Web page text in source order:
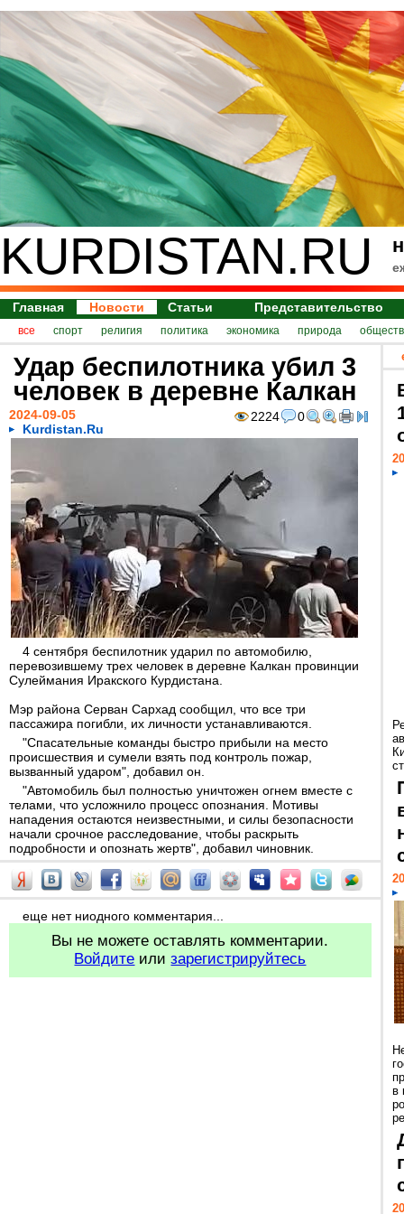
KURDISTAN.RU
Главная Новости Статьи Представительство
все спорт религия политика экономика природа
Удар беспилотника убил 3
человек в деревне Калкан
2224 0
2024-09-05
Kurdistan.Ru
4 сентября беспилотник ударил по автомобилю,
перевозившему трех человек в деревне Калкан провинции
Сулеймания Иракского Курдистана.
Мэр района Серван Сархад сообщил, что все три
пассажира погибли, их личности устанавливаются.
"Спасательные команды быстро прибыли на место
происшествия и сумели взять под контроль пожар,
вызванный ударом", добавил он.
"Автомобиль был полностью уничтожен огнем вместе с
телами, что усложнило процесс опознания. Мотивы
нападения остаются неизвестными, и силы безопасности
начали срочное расследование, чтобы раскрыть
подробности и опознать жертв", добавил чиновник.
еще нет ниодного комментария...
Вы не можете оставлять комментарии.
Войдите илизарегистрируйтесь
в